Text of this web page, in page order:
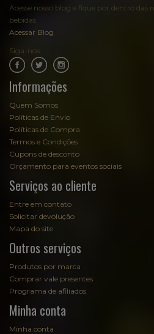
Acesse nosso blog e fique por dentro das
bebidas:
Acessar Blog
Siga-nos:
Informações
Quem Somos
Políticas de Envio
Políticas de Compra
Termos e Condições
Cupons de desconto
Orçamento para eventos sociais
Serviços ao cliente
Entre em contato
Solicitar devolução
Mapa do site
Outros serviços
Produtos por marca
Comprar vale presentes
Programa de afiliados
Minha conta
Minha conta